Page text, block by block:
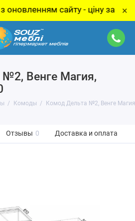
сайту - ціну за товар×
Венге Магия,
Комоды Комод Дельта №2, Венге
Отзывы 0 Доставка и оплата